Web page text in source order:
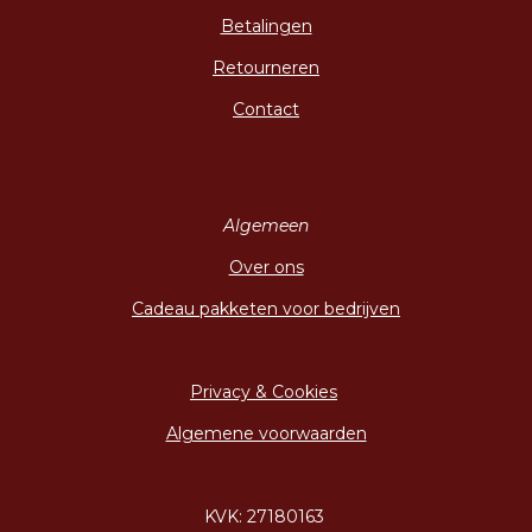
Betalingen
Retourneren
Contact
Algemeen
Over ons
Cadeau pakketen voor bedrijven
Privacy & Cookies
Algemene voorwaarden
KVK: 27180163